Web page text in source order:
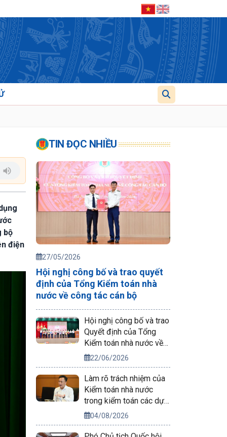
bộ
điện
TIN ĐỌC NHIỀU
27/05/2026
Hội nghị công bố và trao quyết
định của Tổng Kiểm toán nhà
nước về công tác cán bộ
Hội nghị công bố và trao
Quyết định của Tổng
Kiểm toán nhà nước về
công tác cán bộ
22/06/2026
Làm rõ trách nhiệm của
Kiểm toán nhà nước
trong kiểm toán các dự
án phục vụ APEC 2027
04/08/2026